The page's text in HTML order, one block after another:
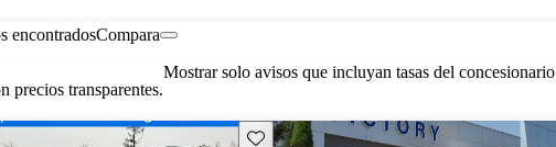
encontradosCompara
precios transparentes.
Mostrar solo avisos que incluyan tasas del concesionario
Guarda este Aviso